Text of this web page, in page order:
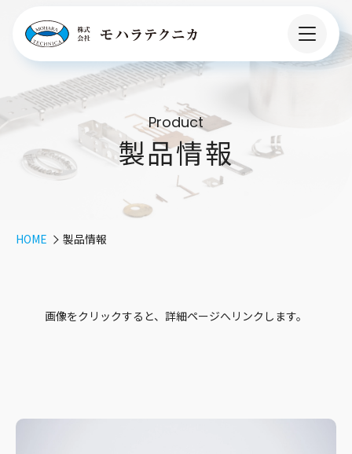
Product
製品情報
HOME 製品情報
画像をクリックすると、詳細ページへリンクします。